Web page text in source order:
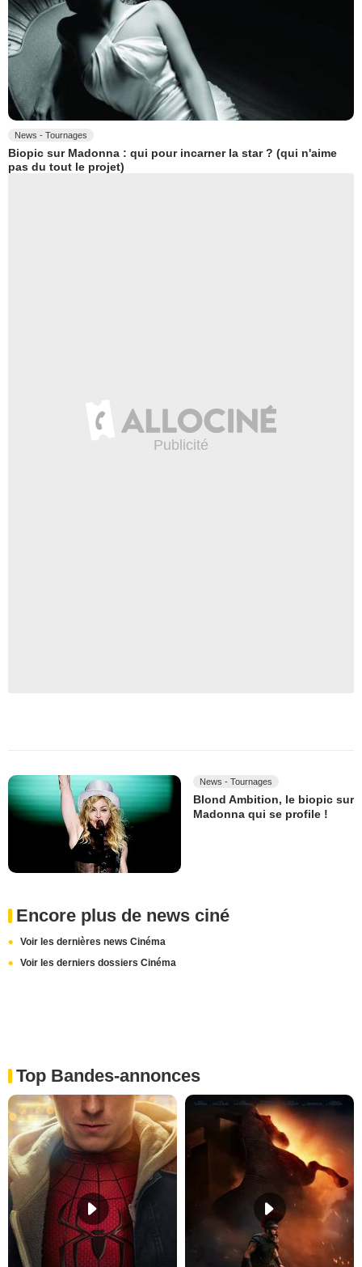
News - Tournages
Biopic sur Madonna : qui pour incarner la star ? (qui n'aime
pas du tout le projet)
News - Tournages
Blond Ambition, le biopic sur
Madonna qui se profile !
Encore plus de news ciné
Voir les dernières news Cinéma
Voir les derniers dossiers Cinéma
Top Bandes-annonces